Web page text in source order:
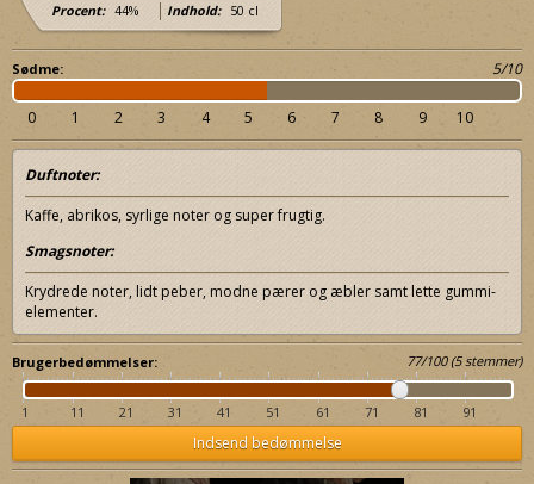
Procent: 44% Indhold: 50 cl
Sødme: 5/10
0 1 2 3 4 5 6 7 8 9 10
Duftnoter:
Kaffe, abrikos, syrlige noter og super frugtig.
Smagsnoter:
Krydrede noter, lidt peber, modne pærer og æbler samt lette gummi-
elementer.
Brugerbedømmelser: 77/100(5stemmer)
1 11 21 31 41 51 61 71 81 91
Indsend bedømmelse